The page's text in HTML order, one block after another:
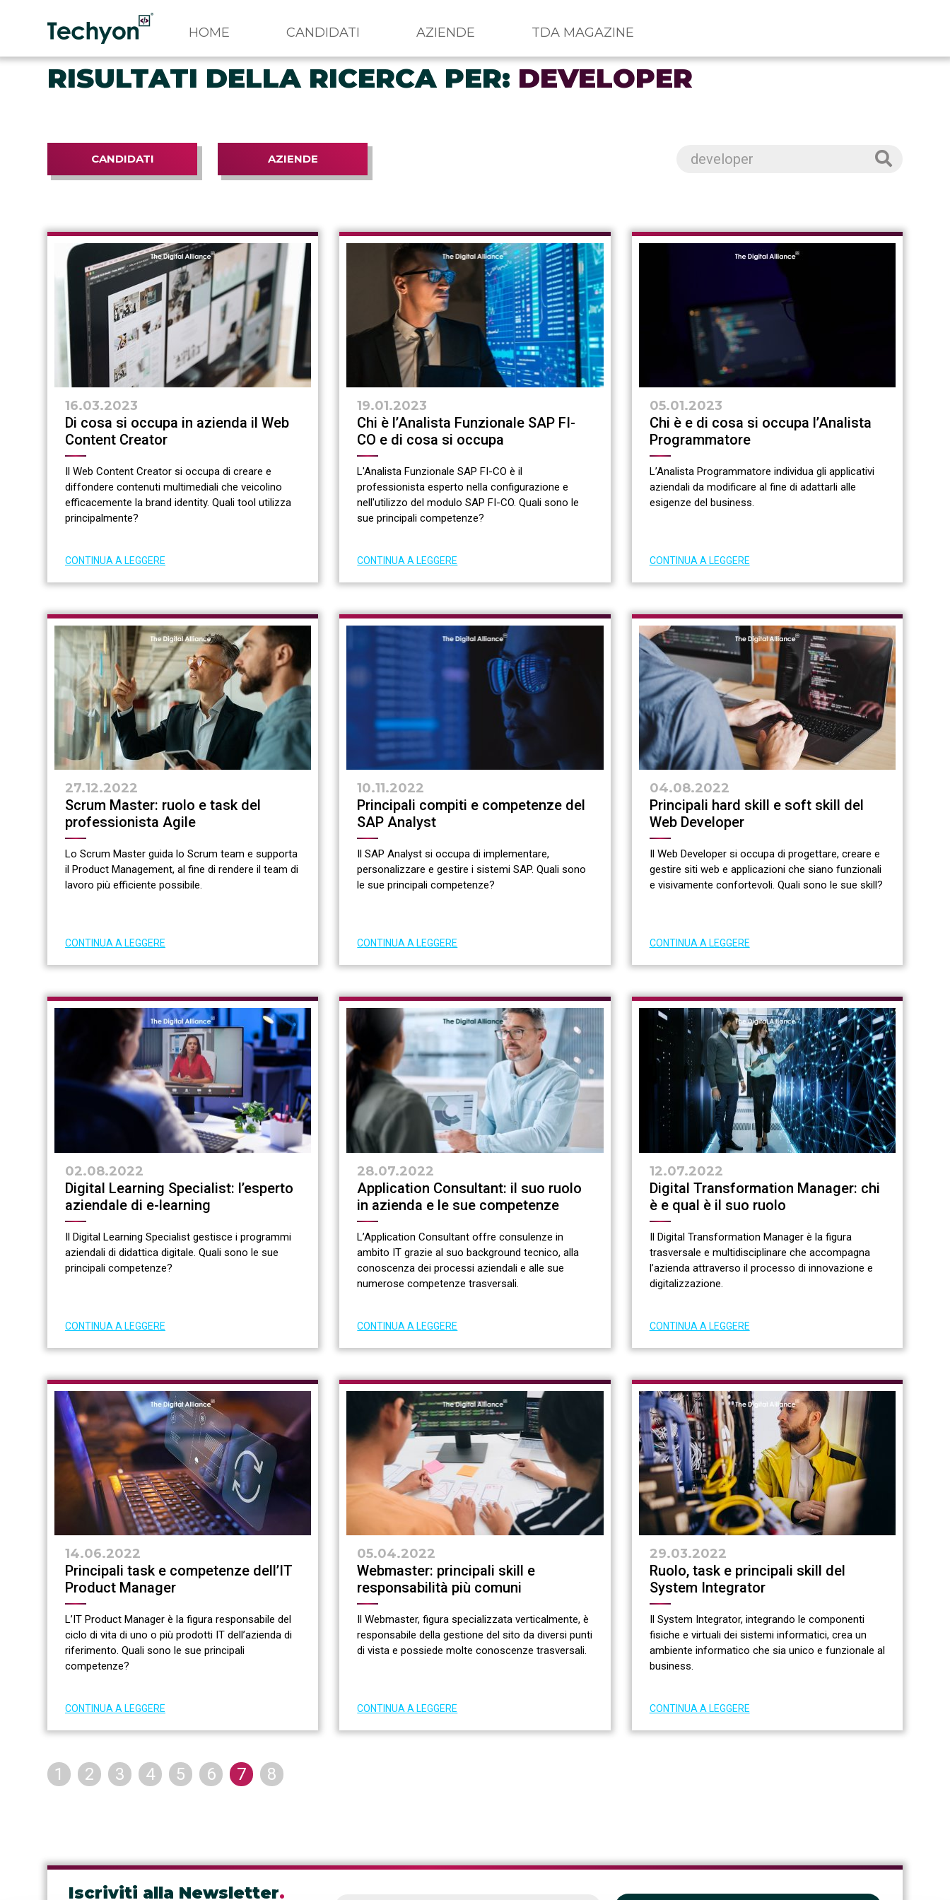
HOME CANDIDATI AZIENDE TDA MAGAZINE
RISULTATI DELLA RICERCA PER: DEVELOPER
CANDIDATI AZIENDE
16.03.2023
Di cosa si occupa in azienda il Web
Content Creator
Il Web Content Creator si occupa di creare e
diffondere contenuti multimediali che veicolino
efficacemente la brand identity. Quali tool utilizza
principalmente?
CONTINUA A LEGGERE
19.01.2023
Chi è l’Analista Funzionale SAP FI-
CO e di cosa si occupa
L'Analista Funzionale SAP FI-CO è il
professionista esperto nella configurazione e
nell'utilizzo del modulo SAP FI-CO. Quali sono le
sue principali competenze?
CONTINUA A LEGGERE
05.01.2023
Chi è e di cosa si occupa l’Analista
Programmatore
L’Analista Programmatore individua gli applicativi
aziendali da modificare al fine di adattarli alle
esigenze del business.
CONTINUA A LEGGERE
27.12.2022
Scrum Master: ruolo e task del
professionista Agile
Lo Scrum Master guida lo Scrum team e supporta
il Product Management, al fine di rendere il team di
lavoro più efficiente possibile.
CONTINUA A LEGGERE
10.11.2022
Principali compiti e competenze del
SAP Analyst
Il SAP Analyst si occupa di implementare,
personalizzare e gestire i sistemi SAP. Quali sono
le sue principali competenze?
CONTINUA A LEGGERE
04.08.2022
Principali hard skill e soft skill del
Web Developer
Il Web Developer si occupa di progettare, creare e
gestire siti web e applicazioni che siano funzionali
e visivamente confortevoli. Quali sono le sue skill?
CONTINUA A LEGGERE
02.08.2022
Digital Learning Specialist: l’esperto
aziendale di e-learning
Il Digital Learning Specialist gestisce i programmi
aziendali di didattica digitale. Quali sono le sue
principali competenze?
CONTINUA A LEGGERE
28.07.2022
Application Consultant: il suo ruolo
in azienda e le sue competenze
L’Application Consultant offre consulenze in
ambito IT grazie al suo background tecnico, alla
conoscenza dei processi aziendali e alle sue
numerose competenze trasversali.
CONTINUA A LEGGERE
12.07.2022
Digital Transformation Manager: chi
è e qual è il suo ruolo
Il Digital Transformation Manager è la figura
trasversale e multidisciplinare che accompagna
l’azienda attraverso il processo di innovazione e
digitalizzazione.
CONTINUA A LEGGERE
14.06.2022
Principali task e competenze dell’IT
Product Manager
L’IT Product Manager è la figura responsabile del
ciclo di vita di uno o più prodotti IT dell’azienda di
riferimento. Quali sono le sue principali
competenze?
CONTINUA A LEGGERE
05.04.2022
Webmaster: principali skill e
responsabilità più comuni
Il Webmaster, figura specializzata verticalmente, è
responsabile della gestione del sito da diversi punti
di vista e possiede molte conoscenze trasversali.
CONTINUA A LEGGERE
29.03.2022
Ruolo, task e principali skill del
System Integrator
Il System Integrator, integrando le componenti
fisiche e virtuali dei sistemi informatici, crea un
ambiente informatico che sia unico e funzionale al
business.
CONTINUA A LEGGERE
1 2 3 4 5 6 7 8
Iscriviti alla Newsletter.